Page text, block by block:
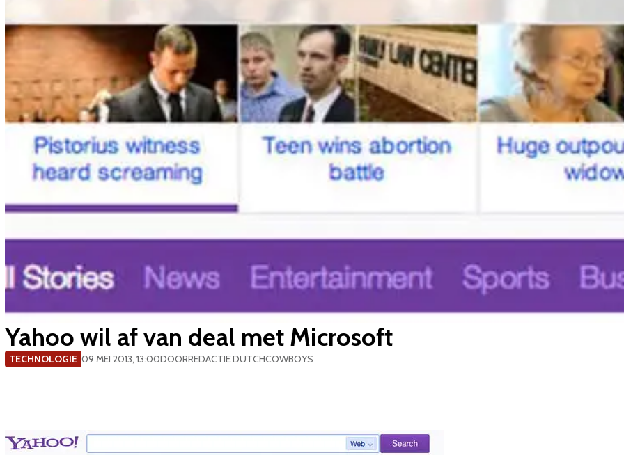
Yahoo wil af van deal met Microsoft
TECHNOLOGIE 09 MEI 2013, 13:00DOORREDACTIE DUTCHCOWBOYS